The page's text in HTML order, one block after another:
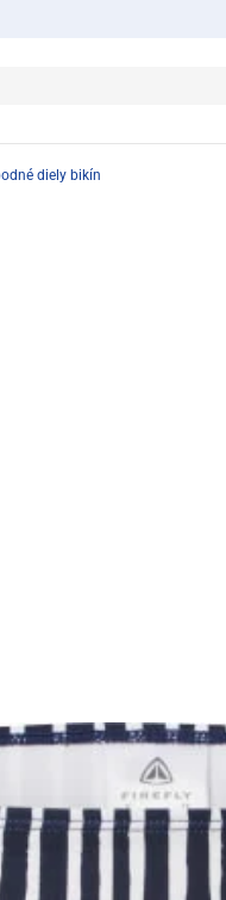
diely bikín